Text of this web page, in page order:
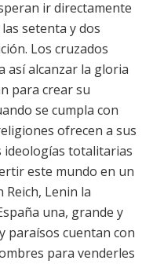
ir directamente
setenta y dos
Los cruzados
así alcanzar la gloria
para crear su
se cumpla con
ofrecen a sus
ideologías totalitarias
este mundo en un
Lenin la
una, grande y
paraísos cuentan con
para venderles